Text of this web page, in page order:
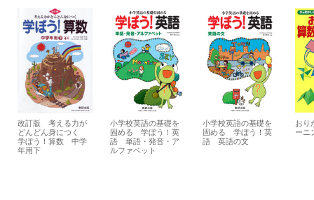
改訂版 考える力が
どんどん身につく
学ぼう！算数 中学
年用下
小学校英語の基礎を
固める 学ぼう！英
語 単語・発音・ア
ルファベット
小学校英語の基礎を
固める 学ぼう！英
語 英語の文
おり
ーニ